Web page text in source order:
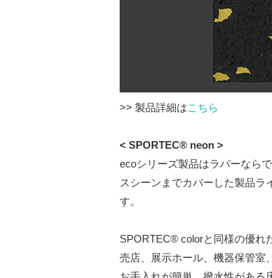
>> 製品詳細はこちら
< SPORTEC® neon >
ecoシリーズ製品はラバーなら
スシーンまでカバーした製品
す。
SPORTEC® colorと同様の優れ
売店、展示ホール、機器保管室